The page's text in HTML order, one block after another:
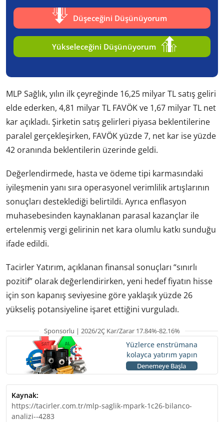
Düşeceğini Düşünüyorum
Yükseleceğini Düşünüyorum
MLP Sağlık, yılın ilk çeyreğinde 16,25 milyar TL satış geliri
elde ederken, 4,81 milyar TL FAVÖK ve 1,67 milyar TL net
kar açıkladı. Şirketin satış gelirleri piyasa beklentilerine
paralel gerçekleşirken, FAVÖK yüzde 7, net kar ise yüzde
42 oranında beklentilerin üzerinde geldi.
Değerlendirmede, hasta ve ödeme tipi karmasındaki
iyileşmenin yanı sıra operasyonel verimlilik artışlarının
sonuçları desteklediği belirtildi. Ayrıca enflasyon
muhasebesinden kaynaklanan parasal kazançlar ile
ertelenmiş vergi gelirinin net kara olumlu katkı sunduğu
ifade edildi.
Tacirler Yatırım, açıklanan finansal sonuçları “sınırlı
pozitif” olarak değerlendirirken, yeni hedef fiyatın hisse
için son kapanış seviyesine göre yaklaşık yüzde 26
yükseliş potansiyeline işaret ettiğini vurguladı.
Sponsorlu | 2026/2Ç Kar/Zarar 17.84%-82.16%
Yüzlerce enstrümana
kolayca yatırım yapın
Denemeye Başla
Kaynak:
https://tacirler.com.tr/mlp-saglik-mpark-1c26-bilanco-
analizi--4283